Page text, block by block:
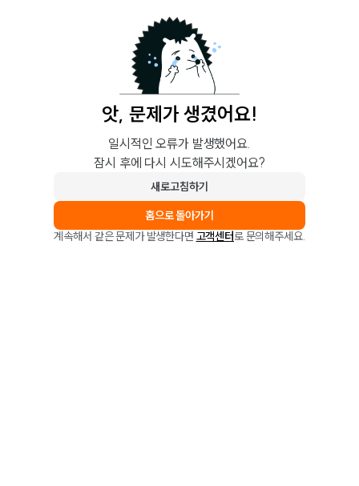
앗, 문제가 생겼어요!
일시적인 오류가 발생했어요.
잠시 후에 다시 시도해주시겠어요?
새로고침하기
홈으로 돌아가기
계속해서 같은 문제가 발생한다면 고객센터로 문의해주세요.